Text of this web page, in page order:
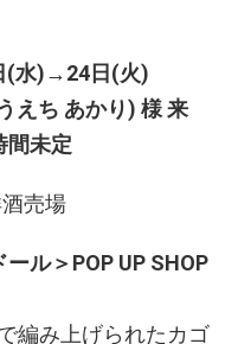
(水)→24日(火)
えち あかり) 様 来
未定
売場
ル＞POP UP SHOP
編み上げられたカゴ